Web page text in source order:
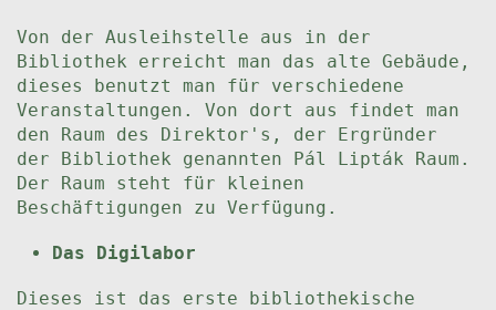
Von der Ausleihstelle aus in der
Bibliothek erreicht man das alte Gebäude,
dieses benutzt man für verschiedene
Veranstaltungen. Von dort aus findet man
den Raum des Direktor's, der Ergründer
der Bibliothek genannten Pál Lipták Raum.
Der Raum steht für kleinen
Beschäftigungen zu Verfügung.
Das Digilabor
Dieses ist das erste bibliothekische